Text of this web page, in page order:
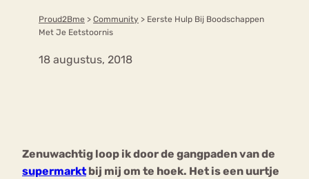
Proud2Bme > Community > Eerste Hulp Bij Boodschappen
Met Je Eetstoornis
18 augustus, 2018
Zenuwachtig loop ik door de gangpaden van de
supermarkt bij mij om te hoek. Het is een uurtje
Forum
VEEL GEZOCHTE TERMEN
osa